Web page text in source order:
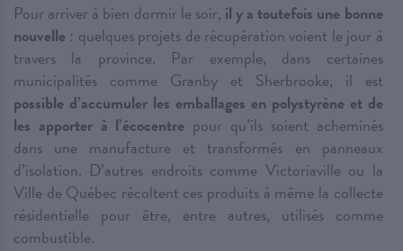
Pour arriver à bien dormir le soir, il y a toutefois une bonne
nouvelle : quelques projets de récupération voient le jour à
travers la province. Par exemple, dans certaines
municipalités comme Granby et Sherbrooke, il est
possible d’accumuler les emballages en polystyrène et de
les apporter à l’écocentre pour qu’ils soient acheminés
dans une manufacture et transformés en panneaux
d’isolation. D’autres endroits comme Victoriaville ou la
Ville de Québec récoltent ces produits à même la collecte
résidentielle pour être, entre autres, utilisés comme
combustible.